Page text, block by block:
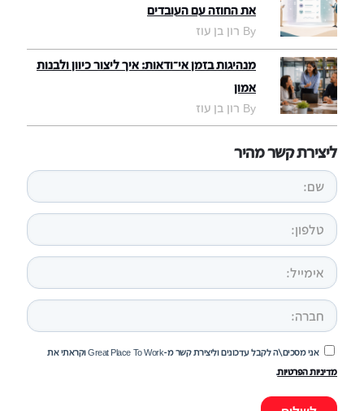
את החוזה עם העובדים
By רון בן עוז
מנהיגות בזמן אי־ודאות: איך ליצור כיוון ולבנות
אמון
By רון בן עוז
ליצירת קשר מהיר
אני מסכים\ה לקבל עדכונים וליצירת קשר מ-Great Place To Work וקראתי את
מדיניות הפרטיות.